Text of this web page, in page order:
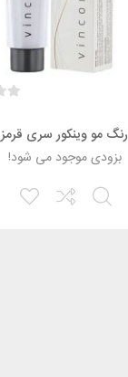
رنگ مو وینکور سری قرمز
بزودی موجود می شود!